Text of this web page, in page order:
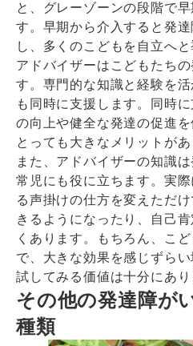
と、グレーゾーンの段階で
す。早期から介入すると発
し、多くのこどもを自立へ
アドバイザーはこどもたち
す。専門的な知識と経験を
も同時に支援します。同時
の向上や健全な発達の促進
とっても大きなメリットがあ
また、アドバイザーの知識
常児にも役に立ちます。実
る声掛けの仕方を変えただ
きるようになったり、自己
くあります。もちろん、こ
で、大きな効果を感じずら
試してみる価値は十分にあり
その他の発達障が
種類